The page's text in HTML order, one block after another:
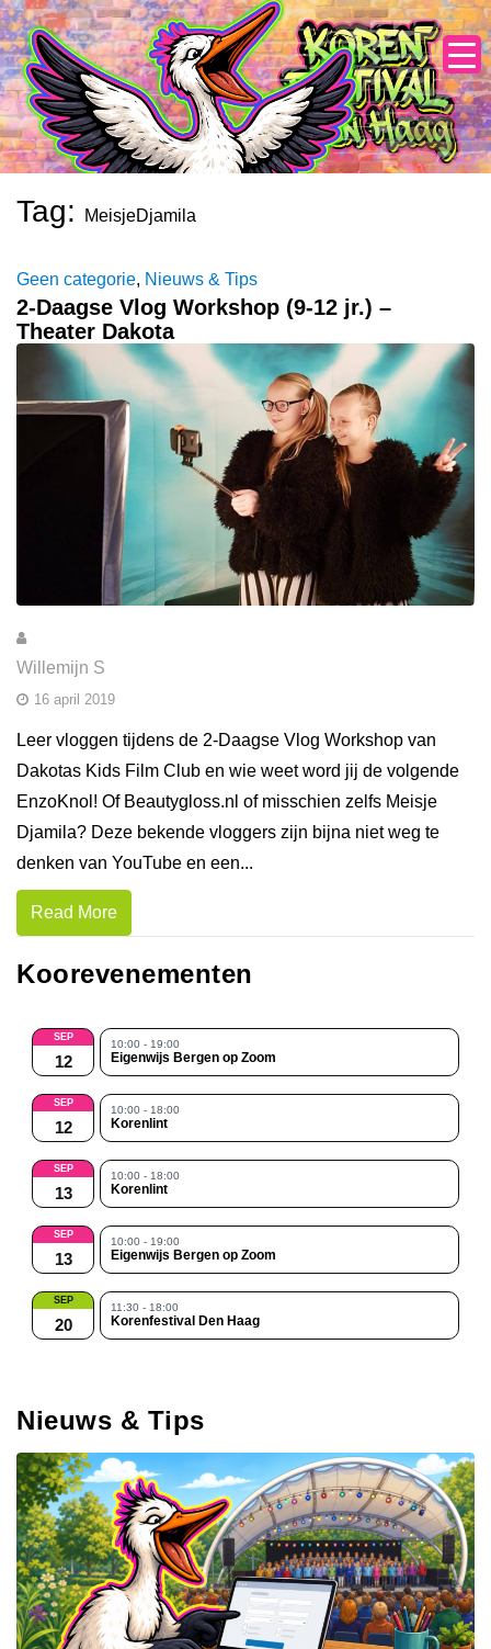
Skip
to
content
Tag: MeisjeDjamila
Geen categorie, Nieuws & Tips
2-Daagse Vlog Workshop (9-12 jr.) –
Theater Dakota
Willemijn S
16 april 2019
Leer vloggen tijdens de 2-Daagse Vlog Workshop van
Dakotas Kids Film Club en wie weet word jij de volgende
EnzoKnol! Of Beautygloss.nl of misschien zelfs Meisje
Djamila? Deze bekende vloggers zijn bijna niet weg te
denken van YouTube en een...
Read More
Koorevenementen
SEP
12
10:00 - 19:00
Eigenwijs Bergen op Zoom
SEP
12
10:00 - 18:00
Korenlint
SEP
13
10:00 - 18:00
Korenlint
SEP
13
10:00 - 19:00
Eigenwijs Bergen op Zoom
SEP
20
11:30 - 18:00
Korenfestival Den Haag
Nieuws & Tips